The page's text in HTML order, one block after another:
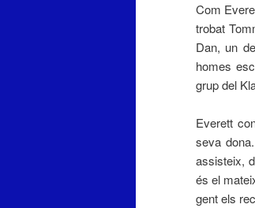
Com
trobat
Dan, un
homes
grup del
Everett
seva
assisteix,
és el
gent els